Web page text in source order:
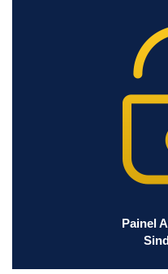
Painel